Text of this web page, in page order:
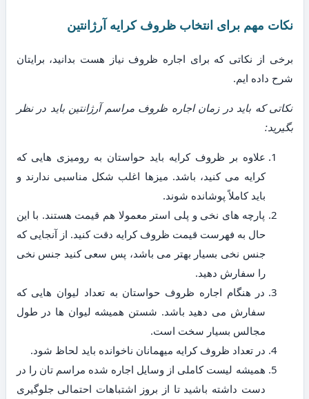
نکات مهم برای انتخاب ظروف کرایه آرژانتین
برخی از نکاتی که برای اجاره ظروف نیاز هست بدانید، برایتان
شرح داده ایم.
نکاتی که باید در زمان اجاره ظروف مراسم آرژانتین باید در نظر
بگیرید:
علاوه بر ظروف کرایه باید حواستان به رومیزی هایی که
کرایه می کنید، باشد. میزها اغلب شکل مناسبی ندارند و
باید کاملاً پوشانده شوند.
پارچه های نخی و پلی استر معمولا هم قیمت هستند. با این
حال به فهرست قیمت ظروف کرایه دقت کنید. از آنجایی که
جنس نخی بسیار بهتر می باشد، پس سعی کنید جنس نخی
را سفارش دهید.
در هنگام اجاره ظروف حواستان به تعداد لیوان هایی که
سفارش می دهید باشد. شستن همیشه لیوان ها در طول
مجالس بسیار سخت است.
در تعداد ظروف کرایه میهمانان ناخوانده باید لحاظ شود.
همیشه لیست کاملی از وسایل اجاره شده مراسم تان را در
دست داشته باشید تا از بروز اشتباهات احتمالی جلوگیری